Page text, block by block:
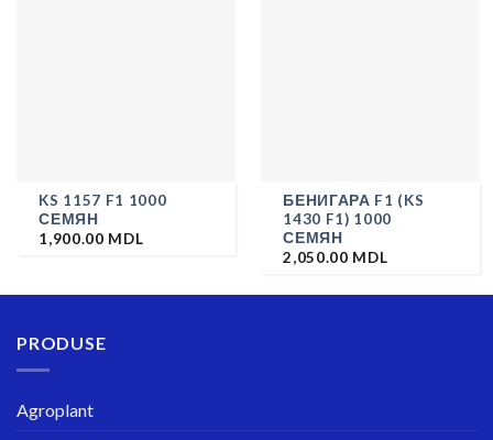
KS 1157 F1 1000
СЕМЯН
1,900.00 MDL
БЕНИГАРА F1 (KS
1430 F1) 1000
СЕМЯН
2,050.00 MDL
PRODUSE
Agroplant